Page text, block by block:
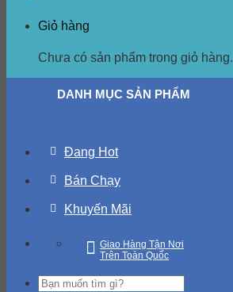
Giỏ hàng
Chưa có sản phẩm trong giỏ hàng.
DANH MỤC SẢN PHẨM
Đang Hot
Bán Chạy
Khuyến Mãi
Giao Hàng Tận Nơi
Trên Toàn Quốc